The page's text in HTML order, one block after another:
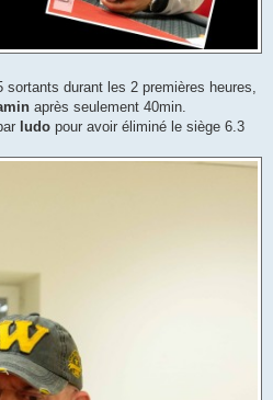
sortants durant les 2 premières heures,
après seulement 40min.
ludo pour avoir éliminé le siège 6.3